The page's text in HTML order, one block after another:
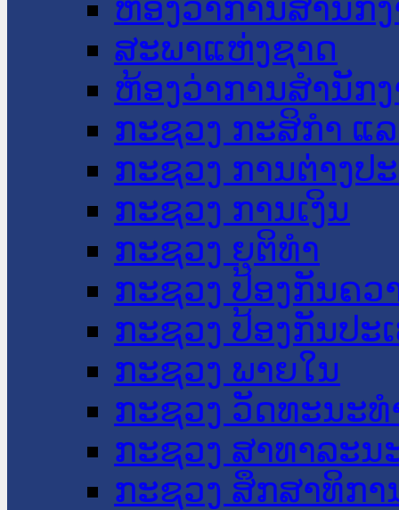
ຫ້ອງວ່າການສໍານັກ
ສະພາແຫ່ງຊາດ
ຫ້ອງວ່າການສຳນັກ
ກະຊວງ ກະສິກຳ ແ
ກະຊວງ ການຕ່າງປ
ກະຊວງ ການເງິນ
ກະຊວງ ຍຸຕິທໍາ
ກະຊວງ ປ້ອງກັນຄວ
ກະຊວງ ປ້ອງກັນປະ
ກະຊວງ ພາຍໃນ
ກະຊວງ ວັດທະນະ
ກະຊວງ ສາທາລະນ
ກະຊວງ ສຶກສາທິກາ